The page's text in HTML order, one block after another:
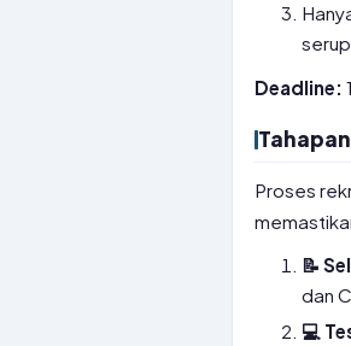
Deadline:
Proses
📝
dan
💻